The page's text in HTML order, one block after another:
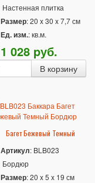
Настенная плитка
Размер: 20 x 30 x 7,7 см
Ед. изм.: кв.м.
1 028 pуб.
Багет Бежевый Темный
Артикул: BLB023
Бордюр
Размер: 20 x 5 x 19 см